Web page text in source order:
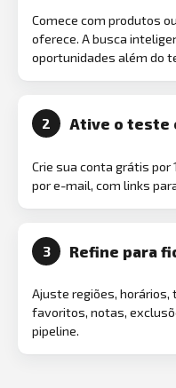
Comece com produtos
oferece. A busca
oportunidades além do
2 Ative o teste
Crie sua conta grátis por
por e-mail, com links
3 Refine para
Ajuste regiões,
favoritos, notas,
pipeline.